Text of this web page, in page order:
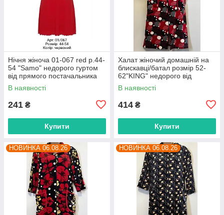
Нічня жіноча 01-067 red р.44-
54 "Samo" недорого гуртом
від прямого постачальника
В наявності
241 ₴
Купити
Халат жіночий домашній на
блискавці/батал розмір 52-
62"KING" недорого від
прямого постачальника
В наявності
414 ₴
Купити
НОВИНКА 06.08.26 НОВИНКА 06.08.26